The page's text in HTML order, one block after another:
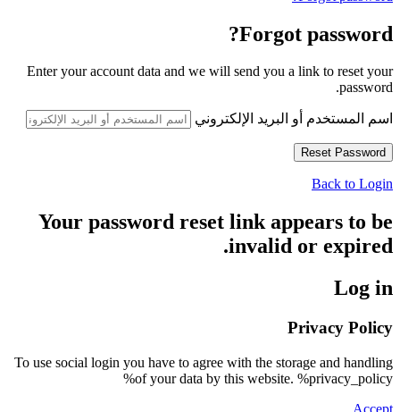
Forgot password?
Enter your account data and we will send you a link to reset your
password.
اسم المستخدم أو البريد الإلكتروني
Back to Login
Your password reset link appears to be
invalid or expired.
Log in
Privacy Policy
To use social login you have to agree with the storage and handling
of your data by this website. %privacy_policy%
Accept